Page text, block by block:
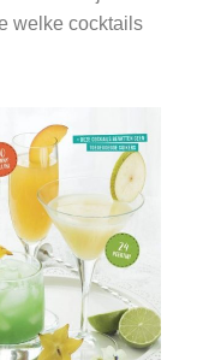
welke cocktails